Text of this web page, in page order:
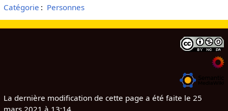
Catégorie : Personnes
La dernière modification de cette page a été faite le 25
mars 2021 à 13:14.